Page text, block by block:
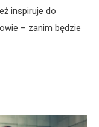
inspiruje do
– zanim będzie